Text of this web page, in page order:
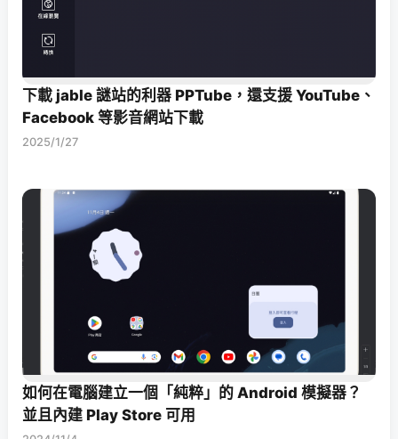
下載 jable 謎站的利器 PPTube，還支援 YouTube、
Facebook 等影音網站下載
2025/1/27
如何在電腦建立一個「純粹」的 Android 模擬器？
並且內建 Play Store 可用